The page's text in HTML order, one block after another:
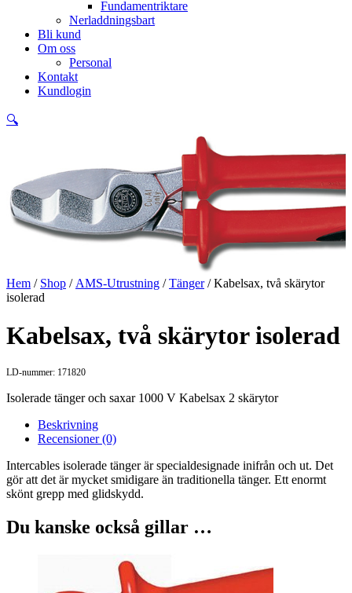
Fundamentriktare
Nerladdningsbart
Bli kund
Om oss
Personal
Kontakt
Kundlogin
🔍
Hem / Shop / AMS-Utrustning /Tänger/ Kabelsax, två skärytor
isolerad
Kabelsax, två skärytor isolerad
LD-nummer: 171820
Isolerade tänger och saxar 1000 V Kabelsax 2 skärytor
Beskrivning
Recensioner (0)
Intercables isolerade tänger är specialdesignade inifrån och ut. Det
gör att det är mycket smidigare än traditionella tänger. Ett enormt
skönt grepp med glidskydd.
Du kanske också gillar …